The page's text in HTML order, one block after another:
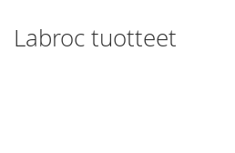
Labroc tuotteet